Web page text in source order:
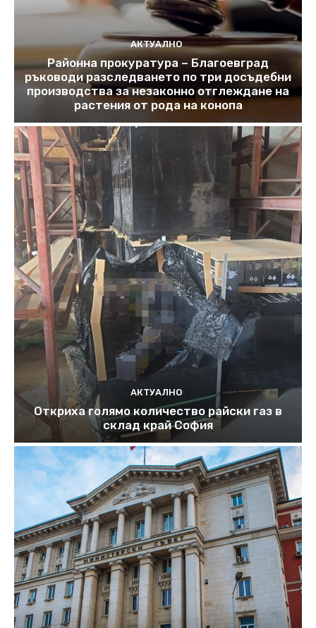
АКТУАЛНО
Районна прокуратура – Благоевград
ръководи разследването по три досъдебни
производства за незаконно отглеждане на
растения от рода на конопа
АКТУАЛНО
Откриха голямо количество райски газ в
склад край София